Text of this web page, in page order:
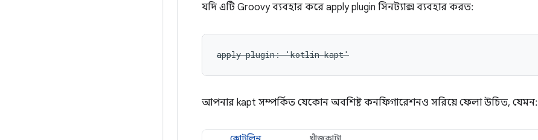
যদি এটি Groovy ব্যবহার করে apply plugin সিনট্যাক্স ব্যবহার করত:
apply plugin: 'kotlin-kapt'
আপনার kapt সম্পর্কিত যেকোন অবশিষ্ট কনফিগারেশনও সরিয়ে ফেলা উচিত, যেমন: